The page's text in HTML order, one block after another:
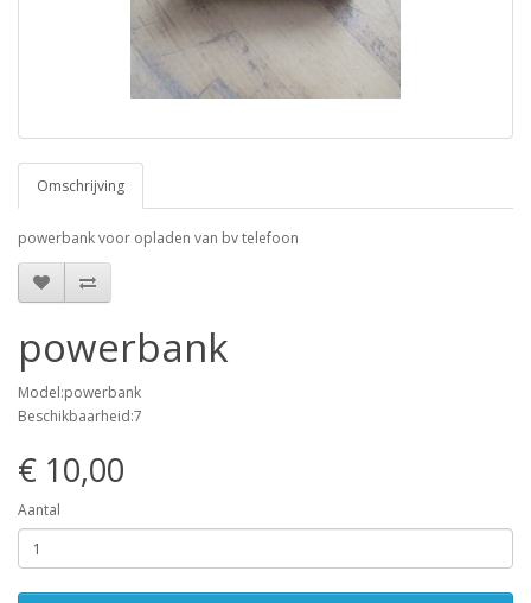
Omschrijving
powerbank voor opladen van bv telefoon
powerbank
Model:powerbank
Beschikbaarheid:7
€ 10,00
Aantal